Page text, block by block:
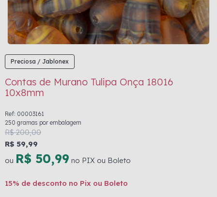
Preciosa / Jablonex
Contas de Murano Tulipa Onça 18016
10x8mm
Ref: 00003161
250 gramas por embalagem
R$ 200,00
R$ 59,99
ou R$ 50,99 no PIX ou Boleto
15% de desconto no Pix ou Boleto